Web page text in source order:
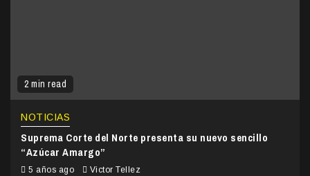
2 min read
NOTICIAS
Suprema Corte del Norte presenta su nuevo sencillo
“Azúcar Amargo”
5 años ago Victor Tellez